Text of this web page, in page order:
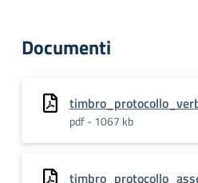
Documenti
pdf - 1067 kb